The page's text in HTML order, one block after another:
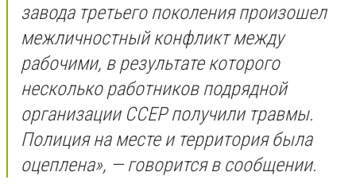
завода третьего поколения произошел
межличностный конфликт между
рабочими, в результате которого
несколько работников подрядной
организации CCEP получили травмы.
Полиция на месте и территория была
оцеплена», — говорится в сообщении.